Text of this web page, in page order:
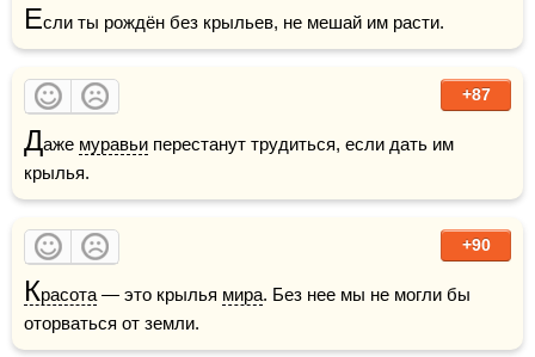
Если ты рождён без крыльев, не мешай им расти.
+87
Даже муравьи перестанут трудиться, если дать им
крылья.
+90
Красота — это крылья мира. Без нее мы не могли бы
оторваться от земли.